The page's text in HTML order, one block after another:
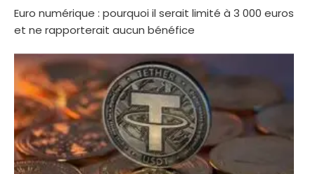
Euro numérique : pourquoi il serait limité à 3 000 euros
et ne rapporterait aucun bénéfice